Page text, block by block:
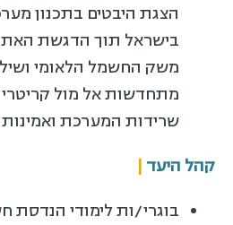
הצגת היבטים בתכנון
בישראל תוך הדגשת
משק החשמל הלאומי
מתחדשות אל מול
שרידות המערכת
קהל היעד |
בוגרי/ות לימודי הנדסת